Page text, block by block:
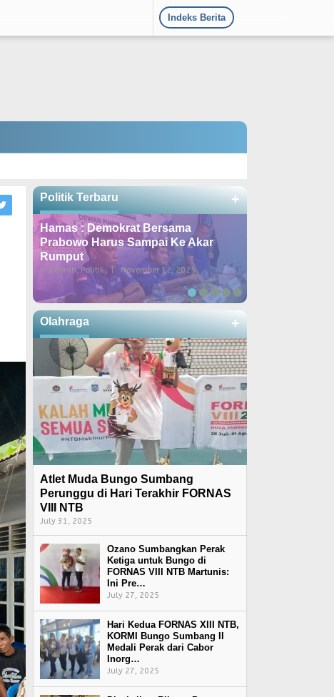
Indeks Berita
Politik Terbaru +
Hamas : Demokrat Bersama
Prabowo Harus Sampai Ke Akar
Rumput
In Daerah, Politik | November 12, 2025
Olahraga +
Atlet Muda Bungo Sumbang
Perunggu di Hari Terakhir FORNAS
VIII NTB
July 31, 2025
Ozano Sumbangkan Perak
Ketiga untuk Bungo di
FORNAS VIII NTB Martunis:
Ini Pre…
July 27, 2025
Hari Kedua FORNAS XIII NTB,
KORMI Bungo Sumbang II
Medali Perak dari Cabor
Inorg…
July 27, 2025